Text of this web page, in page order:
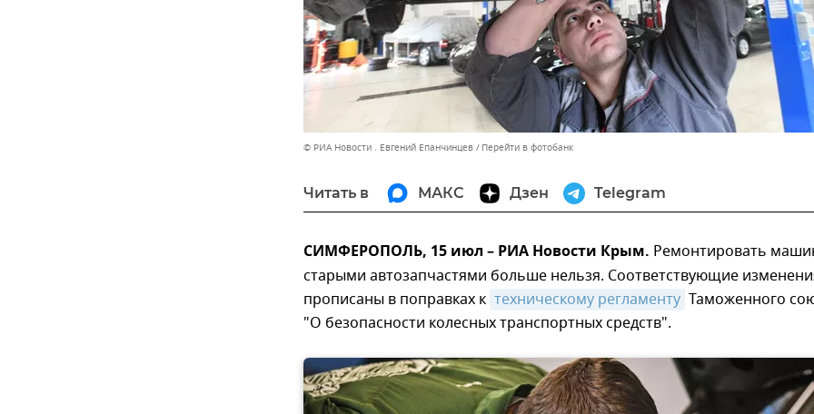
© РИА Новости . Евгений Епанчинцев Перейти в фотобанк
Читать в МАКС Дзен Telegram
СИМФЕРОПОЛЬ, 15 июл – РИА Новости Крым. Ремонтировать
старыми автозапчастями больше нельзя. Соответствующие
прописаны в поправках к техническому регламенту Таможенного
"О безопасности колесных транспортных средств".